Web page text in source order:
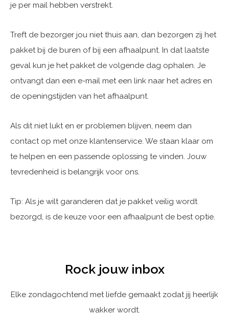
je per mail hebben verstrekt.
Treft de bezorger jou niet thuis aan, dan bezorgen zij het
pakket bij de buren of bij een afhaalpunt. In dat laatste
geval kun je het pakket de volgende dag ophalen. Je
ontvangt dan een e-mail met een link naar het adres en
de openingstijden van het afhaalpunt.
Als dit niet lukt en er problemen blijven, neem dan
contact op met onze klantenservice. We staan klaar om
te helpen en een passende oplossing te vinden. Jouw
tevredenheid is belangrijk voor ons.
Tip: Als je wilt garanderen dat je pakket veilig wordt
bezorgd, is de keuze voor een afhaalpunt de best optie.
Rock jouw inbox
Elke zondagochtend met liefde gemaakt zodat jij heerlijk
wakker wordt.